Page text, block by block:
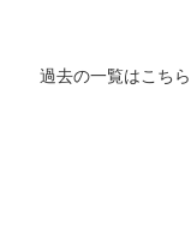
過去の一覧はこちら